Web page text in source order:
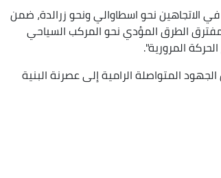
الاتجاهين نحو اسطاوالي ونحو زرالدة، ضمن
الطرق المؤدي نحو المركب السياحي
المرورية".
المتواصلة الرامية إلى عصرنة البنية